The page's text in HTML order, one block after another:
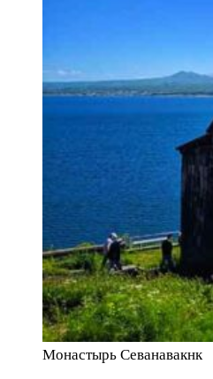
Монастырь Севанавакнк